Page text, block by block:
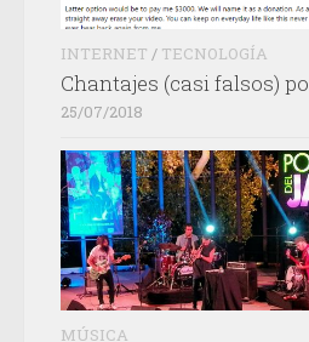
INTERNET / TECNOLOGÍA
Chantajes (casi falsos)
25/07/2018
MÚSICA